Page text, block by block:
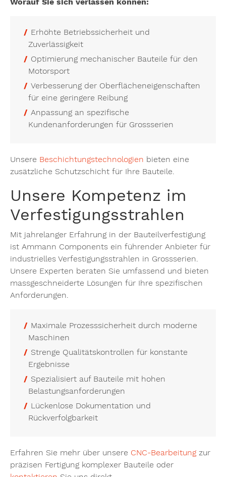
Worauf Sie sich verlassen können:
Erhöhte Betriebssicherheit und
Zuverlässigkeit
Optimierung mechanischer Bauteile für den
Motorsport
Verbesserung der Oberflächeneigenschaften
für eine geringere Reibung
Anpassung an spezifische
Kundenanforderungen für Grossserien
Unsere Beschichtungstechnologien bieten eine
zusätzliche Schutzschicht für Ihre Bauteile.
Unsere Kompetenz im
Verfestigungsstrahlen
Mit jahrelanger Erfahrung in der Bauteilverfestigung
ist Ammann Components ein führender Anbieter für
industrielles Verfestigungsstrahlen in Grossserien.
Unsere Experten beraten Sie umfassend und bieten
massgeschneiderte Lösungen für Ihre spezifischen
Anforderungen.
Maximale Prozesssicherheit durch moderne
Maschinen
Strenge Qualitätskontrollen für konstante
Ergebnisse
Spezialisiert auf Bauteile mit hohen
Belastungsanforderungen
Lückenlose Dokumentation und
Rückverfolgbarkeit
Erfahren Sie mehr über unsere CNC-Bearbeitungzur
präzisen Fertigung komplexer Bauteile oder